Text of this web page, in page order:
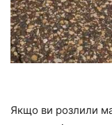
Якщо ви розлили